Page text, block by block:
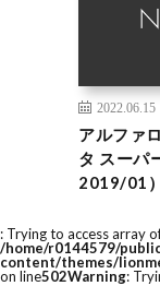
2022.06.15
アルファ
タ スーパ
2019/01）
: Trying to access array
/home/r0144579/
content/themes/
on line502Warning: